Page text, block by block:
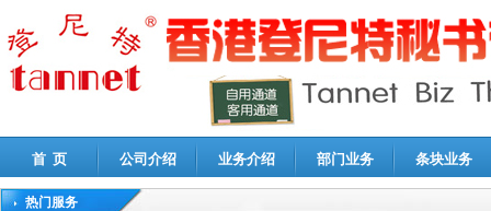
首 页 公司介绍 业务介绍 部门业务 条块业务
热门服务